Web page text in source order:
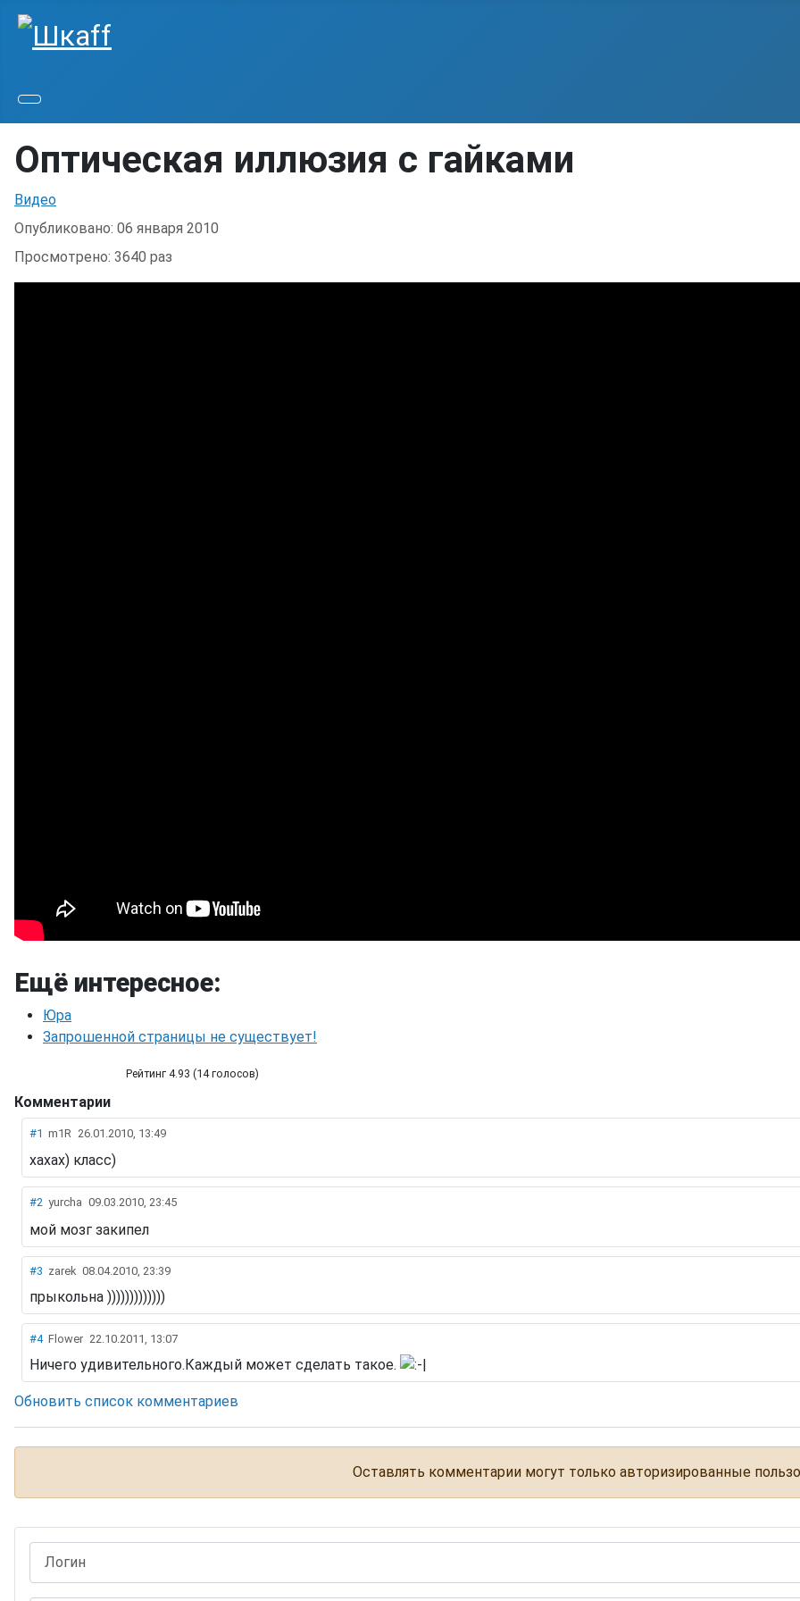
Оптическая иллюзия с гайками
Информация о материале
Видео
Опубликовано: 06 января 2010
Просмотрено: 3640 раз
Ещё интересное:
Юра
Запрошенной страницы не существует!
Рейтинг 4.93 (14 голосов)
Оптическая иллюзия с гайками
Комментарии
#1 m1R 26.01.2010, 13:49
хахах) класс)
#2 yurcha 09.03.2010, 23:45
мой мозг закипел
#3 zarek 08.04.2010, 23:39
прыкольна )))))))))))))
#4 Flower 22.10.2011, 13:07
Ничего удивительного.Каждый может сделать такое.
Обновить список комментариев
Оставлять комментарии могут только авторизированные